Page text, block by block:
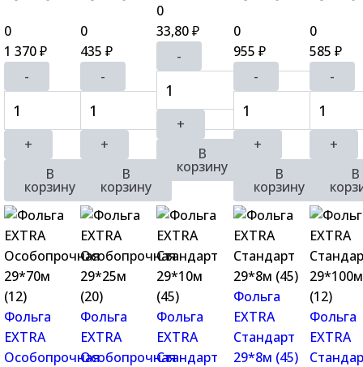
0
1 370 ₽
-
+
В
корзину
0
435₽
-
+
В
корзину
0
33,80₽
-
+
В
корзину
0
955 ₽
-
+
В
корзину
0
585 ₽
-
+
В
Фольга
EXTRA
Особопрочная
Фольга
EXTRA
Особопрочная
Фольга
EXTRA
Стандарт
Фольга
EXTRA
Стандарт
29*8м (45)
Фольга
EXTRA